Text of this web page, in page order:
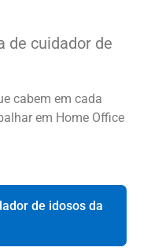
de cuidador de
cabem em cada
em Home Office
de idosos da